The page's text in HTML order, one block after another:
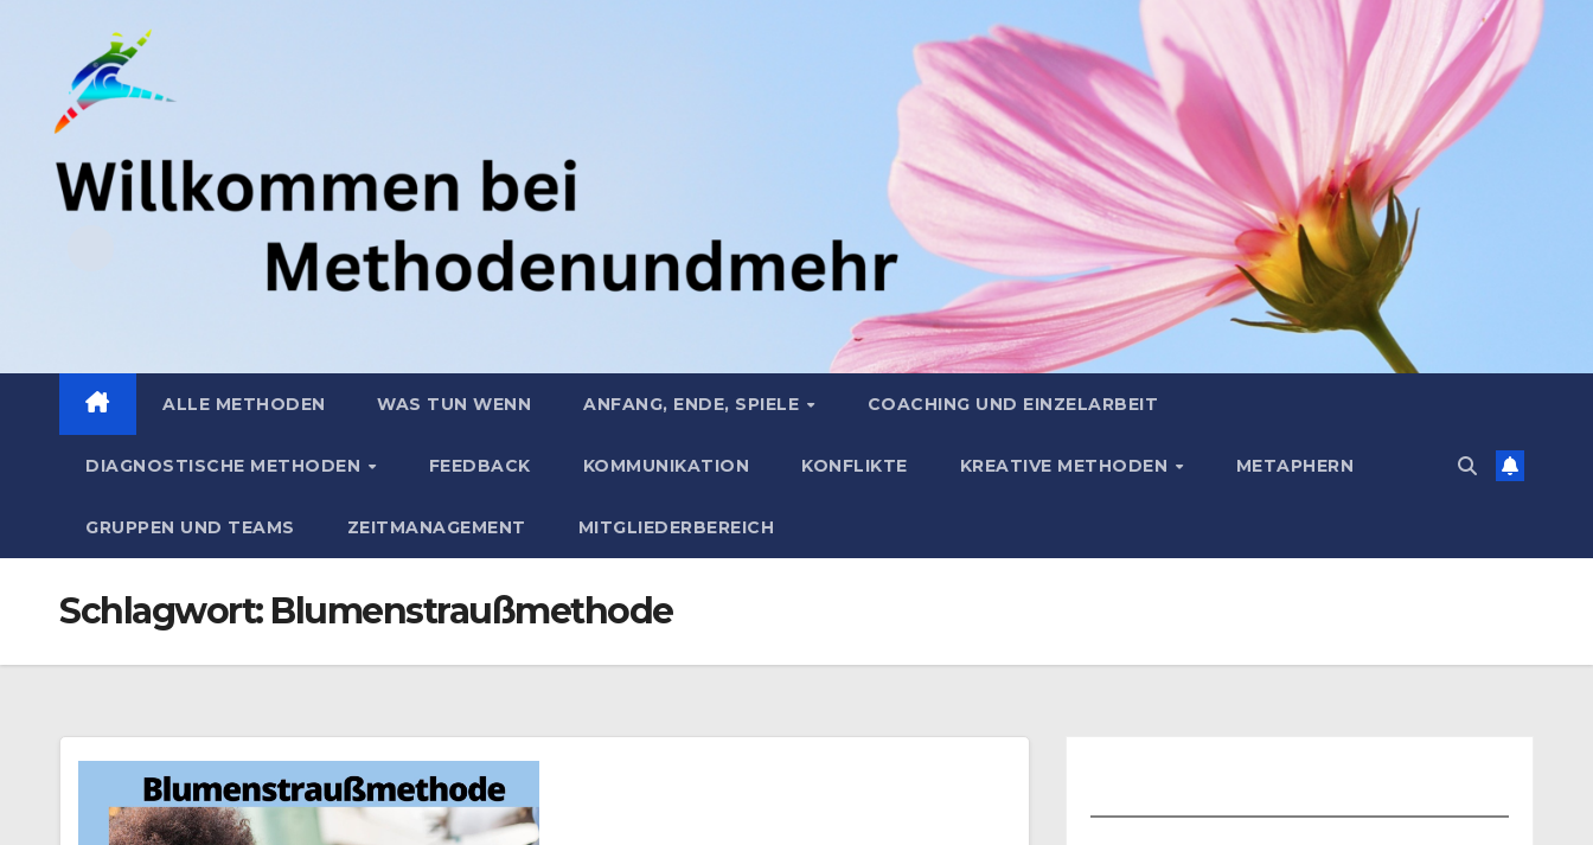
springen.
ALLE METHODEN WAS TUN WENN ANFANG, ENDE, SPIELE COACHING UND EINZELARBEIT
DIAGNOSTISCHE METHODEN FEEDBACK KOMMUNIKATION KONFLIKTE KREATIVE METHODEN METAPHERN
GRUPPEN UND TEAMS ZEITMANAGEMENT MITGLIEDERBEREICH
Schlagwort: Blumenstraußmethode